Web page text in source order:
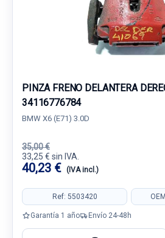
PINZA FRENO DELANTERA
34116776784
BMW X6 (E71) 3.0D
35,00 €
33,25 € sin IVA.
40,23 € (IVA incl.)
Ref: 5503420
Garantía 1 año Envío 24-48h